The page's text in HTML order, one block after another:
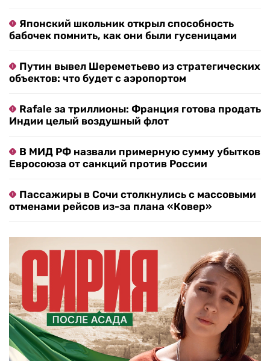
Японский школьник открыл способность
бабочек помнить, как они были гусеницами
Путин вывел Шереметьево из стратегических
объектов: что будет с аэропортом
Rafale за триллионы: Франция готова продать
Индии целый воздушный флот
В МИД РФ назвали примерную сумму убытков
Евросоюза от санкций против России
Пассажиры в Сочи столкнулись с массовыми
отменами рейсов из-за плана «Ковер»